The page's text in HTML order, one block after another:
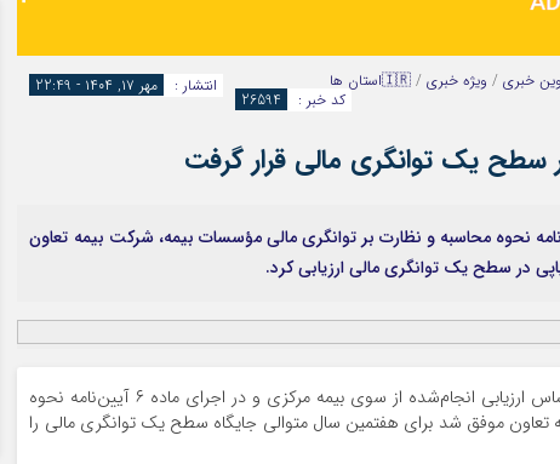
سبد خريد
برگه دو ستونه
گروه سیاسی
گروه فرهنگ
خبری / ویژه خبری / 🇮🇷استان ها انتشار : مهر ۱۷, ۱۴۰۴ - 22:49
کد خبر : 26594
سطح یک توانگری مالی قرار گرفت
نحوه محاسبه و نظارت بر توانگری مالی مؤسسات بیمه، شرکت بیمه تعاون
بر اساس ارزیابی انجام‌شده از سوی بیمه مرکزی و در اجرای ماده ۶ آیین‌نامه نحوه
موفق شد برای هفتمین سال متوالی جایگاه سطح یک توانگری مالی را